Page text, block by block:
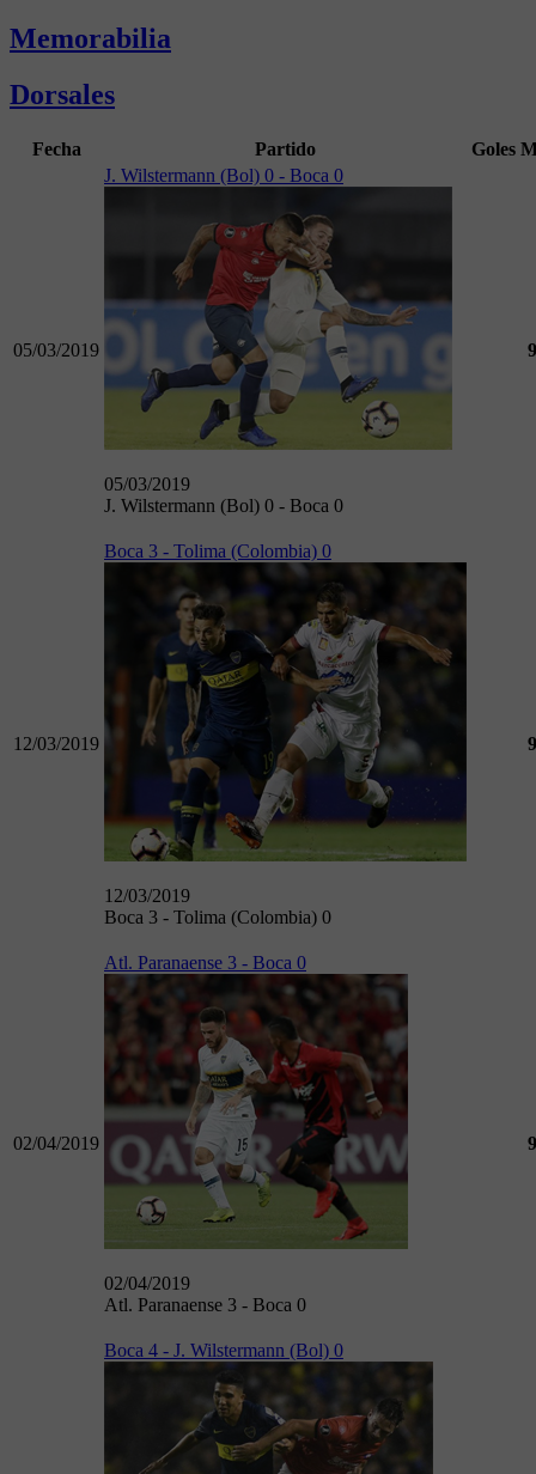
Memorabilia
Dorsales
Fecha Partido Goles
05/03/2019
J. Wilstermann (Bol) 0 - Boca 0
05/03/2019
J. Wilstermann (Bol) 0 - Boca 0
12/03/2019
Boca 3 - Tolima (Colombia) 0
12/03/2019
Boca 3 - Tolima (Colombia) 0
02/04/2019
Atl. Paranaense 3 - Boca 0
02/04/2019
Atl. Paranaense 3 - Boca 0
Boca 4 - J. Wilstermann (Bol) 0